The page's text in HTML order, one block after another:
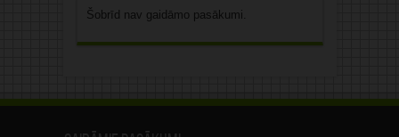
Šobrīd nav gaidāmo pasākumi.